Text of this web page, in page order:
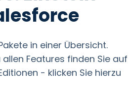
in einer Übersicht.
Features finden Sie auf
- klicken Sie hierzu